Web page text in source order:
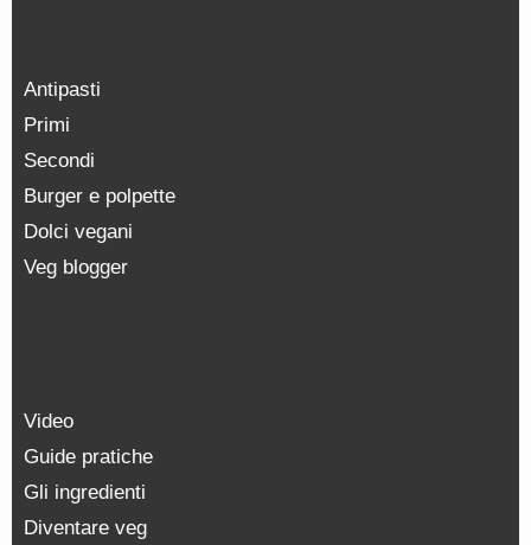
Antipasti
Primi
Secondi
Burger e polpette
Dolci vegani
Veg blogger
Video
Guide pratiche
Gli ingredienti
Diventare veg